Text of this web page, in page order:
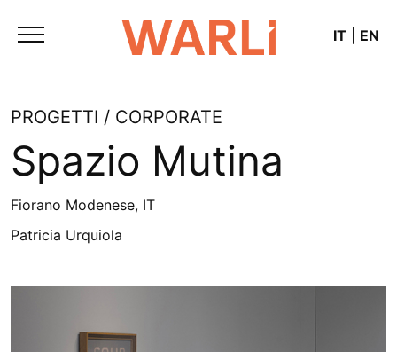
IT EN
PROGETTI / CORPORATE
Spazio Mutina
Fiorano Modenese, IT
Patricia Urquiola